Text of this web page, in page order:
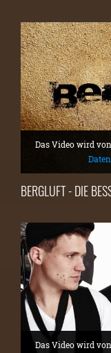
Das Video wird
BERGLUFT - DIE
Das Video wird